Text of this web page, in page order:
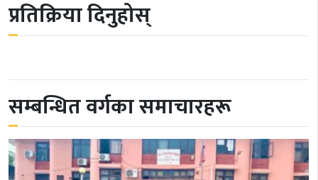
प्रतिक्रिया दिनुहोस्
सम्बन्धित वर्गका समाचारहरू